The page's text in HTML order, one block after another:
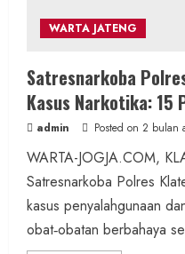
WARTA JATENG
Satresnarkoba
Kasus Narkotika: 15
admin Posted on 2 bulan
WARTA-JOGJA.COM,
Satresnarkoba Polres
kasus penyalahgunaan
obat‑obatan berbahaya